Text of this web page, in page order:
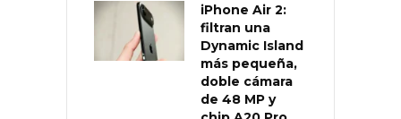
iPhone Air 2:
filtran una
Dynamic Island
más pequeña,
doble cámara
de 48 MP y